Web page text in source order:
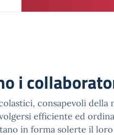
i
consapevoli della
efficiente ed
in forma solerte il